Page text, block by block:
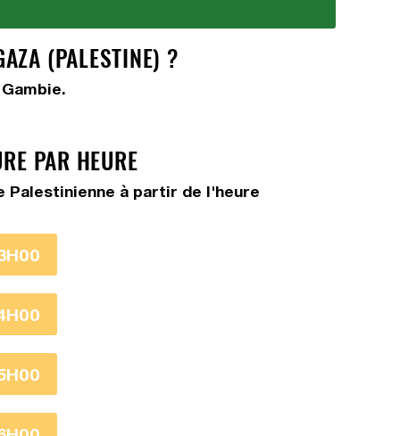
(PALESTINE) ?
PAR HEURE
Palestinienne à partir de l'heure